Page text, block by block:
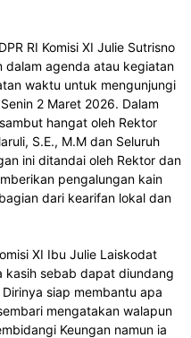
RI Komisi XI Julie Sutrisno
dalam agenda atau kegiatan
waktu untuk mengunjungi
2 Maret 2026. Dalam
hangat oleh Rektor
S.E., M.M dan Seluruh
ini ditandai oleh Rektor dan
pengalungan kain
dari kearifan lokal dan
XI Ibu Julie Laiskodat
kasih sebab dapat diundang
siap membantu apa
mengatakan walapun
Keungan namun ia